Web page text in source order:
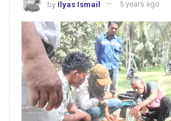
by Ilyas Ismail 5 years ago